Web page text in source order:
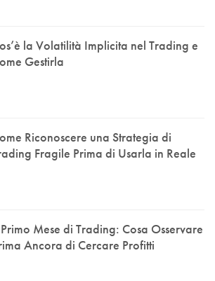
la Volatilità Implicita nel Trading e
Gestirla
Riconoscere una Strategia di
Fragile Prima di Usarla in Reale
Mese di Trading: Cosa Osservare
Ancora di Cercare Profitti